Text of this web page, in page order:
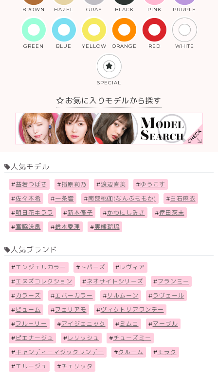
BROWN HAZEL GRAY BLACK PINK PURPLE
GREEN BLUE YELLOW ORANGE RED WHITE
SPECIAL
お気に入りモデルから探す
人気モデル
#益若つばさ #指原莉乃 #渡辺直美 #ゆうこす
#佐々木希 #一条響 #南部桃伽(なんぶももか) #白石麻衣
#明日花キララ #新木優子 #かわにしみき #倖田來未
#宮脇咲良 #鈴木愛理 #実熊瑠琉
人気ブランド
#エンジェルカラー # トパーズ # レヴィア
#エヌズコレクション #ネオサイトシリーズ #フランミー
# カラーズ #エバーカラー # リルムーン #ラヴェール
# ビューム #フェリアモ #ヴィクトリアワンデー
#フル－リー #アイジェニック #ミムコ #マーブル
# ピエナージュ # レリッシュ #チューズミー
#キャンディーマジックワンデー #クルーム #モラク
#エルージュ #チェリッタ